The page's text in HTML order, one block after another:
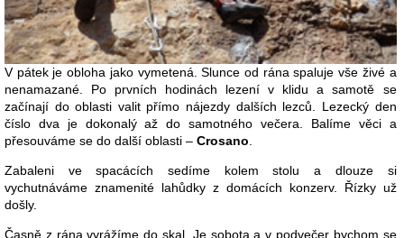
V pátek je obloha jako vymetená. Slunce od rána spaluje vše živé a
nenamazané. Po prvních hodinách lezení v klidu a samotě se
začínají do oblasti valit přímo nájezdy dalších lezců. Lezecký den
číslo dva je dokonalý až do samotného večera. Balíme věci a
přesouváme se do další oblasti – Crosano
Zabaleni ve spacácích sedíme kolem stolu a dlouze si
vychutnáváme znamenité lahůdky z domácích konzerv. Řízky už
došly.
Časně z rána vyrážíme do skal. Je sobota a v podvečer bychom se